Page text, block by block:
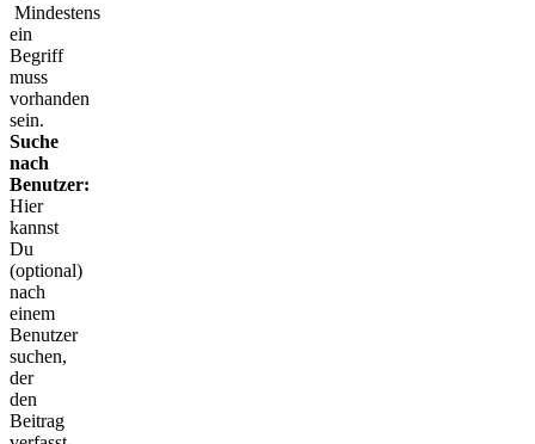
Mindestens
ein
Begriff
muss
vorhanden
sein.
Suche
nach
Benutzer:
Hier
kannst
Du
(optional)
nach
einem
Benutzer
suchen,
der
den
Beitrag